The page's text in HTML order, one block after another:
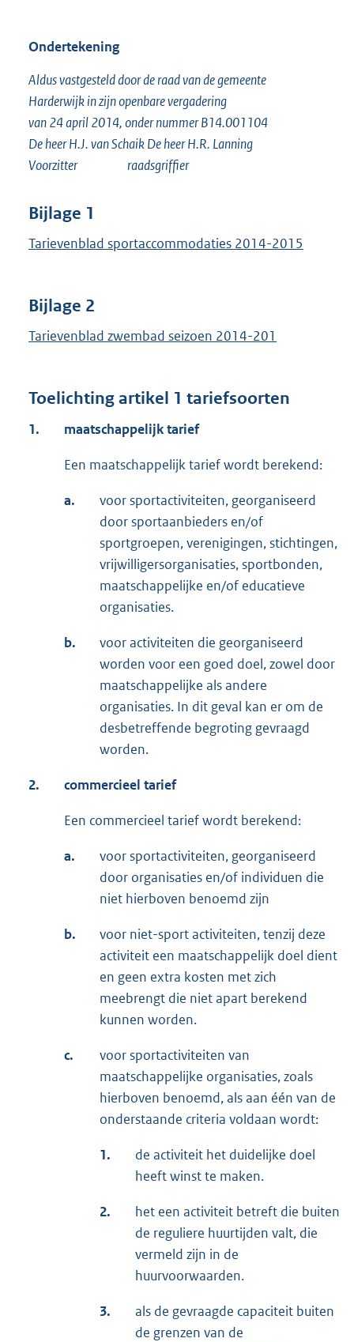
Ondertekening
Aldus vastgesteld door de raad van de gemeente
Harderwijk in zijn openbare vergadering
van 24 april 2014, onder nummer B14.001104
De heer H.J. van Schaik De heer H.R. Lanning
Voorzitter raadsgriffier
Bijlage 1
Tarievenblad sportaccommodaties 2014-2015
Bijlage 2
Tarievenblad zwembad seizoen 2014-201
Toelichting artikel 1 tariefsoorten
1. maatschappelijk tarief
Een maatschappelijk tarief wordt berekend:
a.
voor sportactiviteiten, georganiseerd
door sportaanbieders en/of
sportgroepen, verenigingen, stichtingen,
vrijwilligersorganisaties, sportbonden,
maatschappelijke en/of educatieve
organisaties.
b.
voor activiteiten die georganiseerd
worden voor een goed doel, zowel door
maatschappelijke als andere
organisaties. In dit geval kan er om de
desbetreffende begroting gevraagd
worden.
2. commercieel tarief
Een commercieel tarief wordt berekend:
a.
voor sportactiviteiten, georganiseerd
door organisaties en/of individuen die
niet hierboven benoemd zijn
b.
voor niet-sport activiteiten, tenzij deze
activiteit een maatschappelijk doel dient
en geen extra kosten met zich
meebrengt die niet apart berekend
kunnen worden.
c.
voor sportactiviteiten van
maatschappelijke organisaties, zoals
hierboven benoemd, als aan één van de
onderstaande criteria voldaan wordt:
1.
de activiteit het duidelijke doel
heeft winst te maken.
2.
het een activiteit betreft die buiten
de reguliere huurtijden valt, die
vermeld zijn in de
huurvoorwaarden.
3.
als de gevraagde capaciteit buiten
de grenzen van de